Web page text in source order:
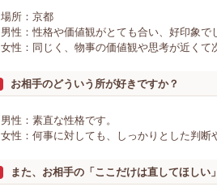
場所：京都
男性：性格や価値観がとても合い、好印象で
女性：同じく、物事の価値観や思考が近くて
お相手のどういう所が好きですか？
男性：素直な性格です。
女性：何事に対しても、しっかりとした判断
また、お相手の「ここだけは直してほしい